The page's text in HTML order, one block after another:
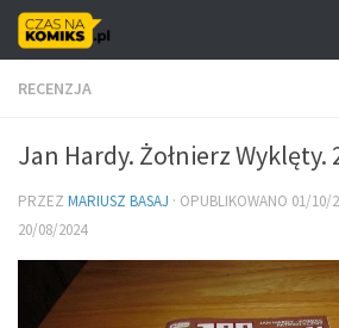
Skip to content
RECENZJA
Jan Hardy. Żołnierz Wyklęty.
PRZEZ MARIUSZ BASAJ · OPUBLIKOWANO 01/10/
20/08/2024